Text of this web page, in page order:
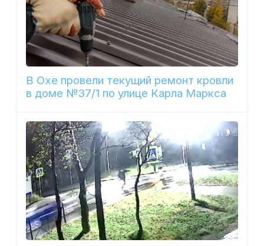
В Охе провели текущий ремонт кровли
в доме №37/1 по улице Карла Маркса